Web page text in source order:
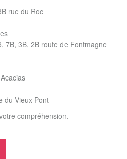
rue du Roc
7B, 3B, 2B route de Fontmagne
du Vieux Pont
compréhension.